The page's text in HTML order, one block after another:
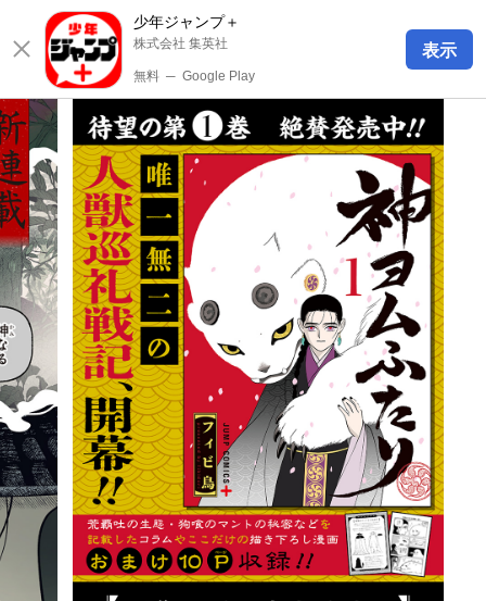
少年ジャンプ＋
株式会社 集英社
無料 ─ Google Play
表示
詳細ページへのリンク